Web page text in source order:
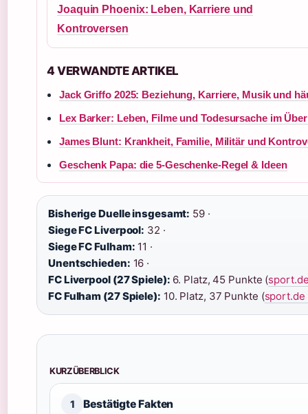
Joaquin Phoenix: Leben, Karriere und
Kontroversen
4 VERWANDTE ARTIKEL
Jack Griffo 2025: Beziehung, Karriere, Musik und
Lex Barker: Leben, Filme und Todesursache im
James Blunt: Krankheit, Familie, Militär und
Geschenk Papa: die 5-Geschenke-Regel & Ideen
Bisherige Duelle insgesamt: 59 ·
Siege FC Liverpool: 32 ·
Siege FC Fulham: 11 ·
Unentschieden: 16 ·
FC Liverpool (27 Spiele): 6. Platz, 45 Punkte (
FC Fulham (27 Spiele): 10. Platz, 37 Punkte (sport.de
KURZÜBERBLICK
1 Bestätigte Fakten